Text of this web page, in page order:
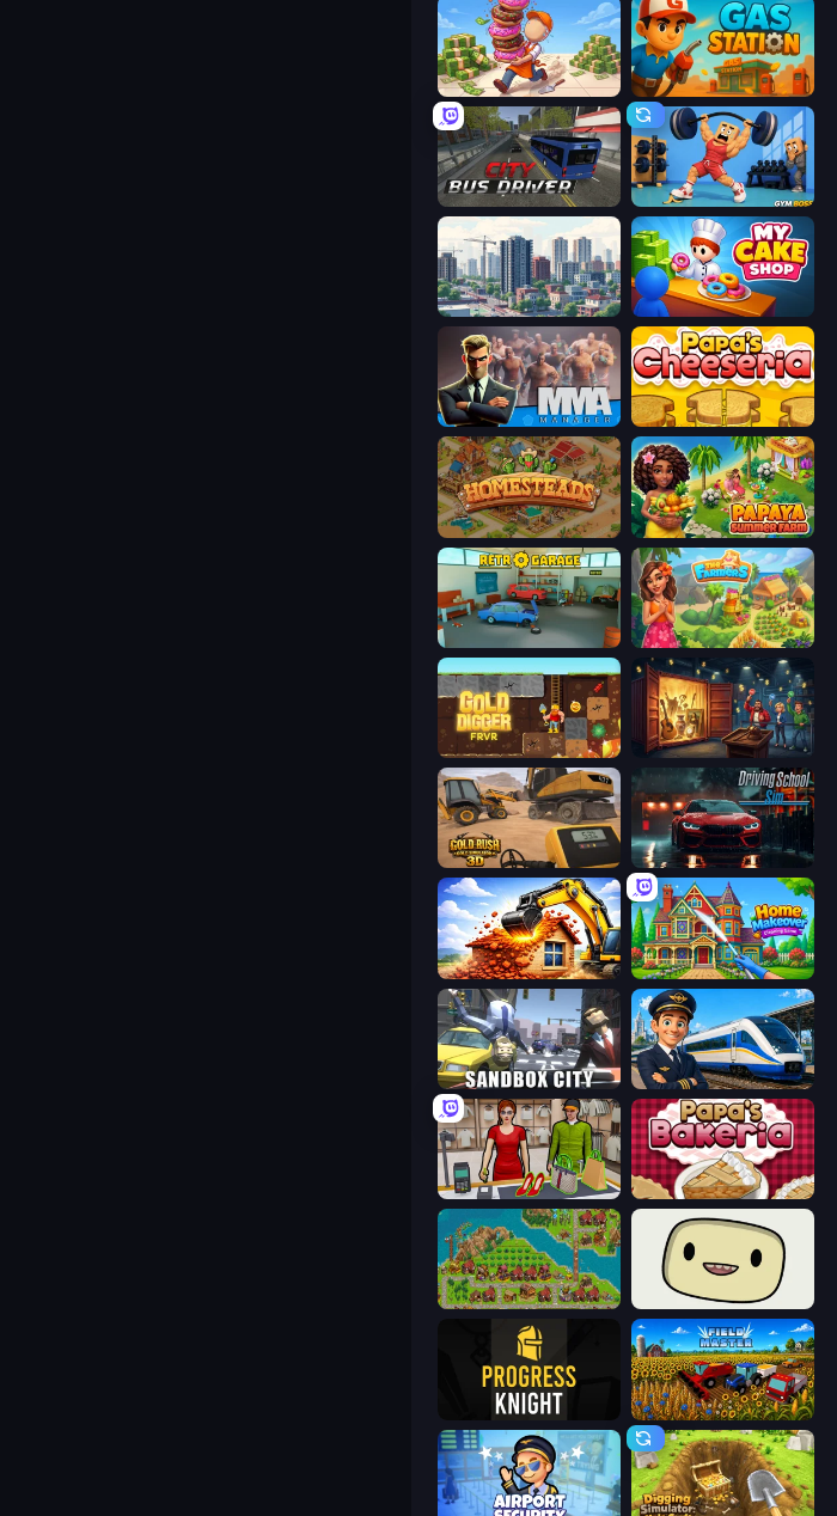
Donut Place Gas Station
City Bus Driver Gym Boss
SuperCity 3D My Cake Shop
MMA Manager 2 Papa's Cheeseria
Homesteads: Dream Farm Papaya Summer Farm
The Farmers
Gold Digger FRVR Container Auction
Gold Rush: Gold Simulator 3D Driving School Simulator
City Constructor Home Makeover Cleaning Game
Sandbox City Idle Train Empire Tycoon
Shop Master 3D Papa's Bakeria
City Idle SuperWEIRD
Progress Knight Field Master